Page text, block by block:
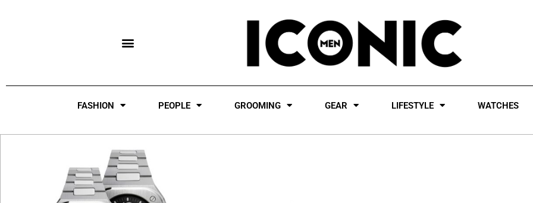
FASHION PEOPLE GROOMING GEAR LIFESTYLE WATCHES